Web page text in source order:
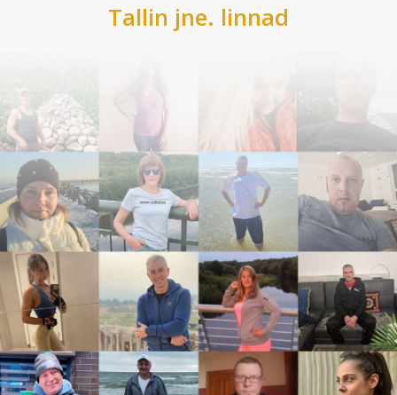
Tallin jne. linnad